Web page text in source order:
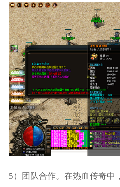
5）团队合作。在热血传奇中